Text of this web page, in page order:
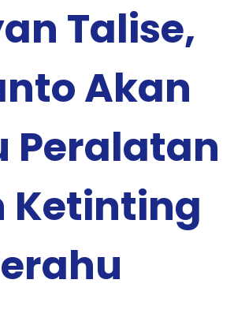
Talise,
Akan
Peralatan
Ketinting